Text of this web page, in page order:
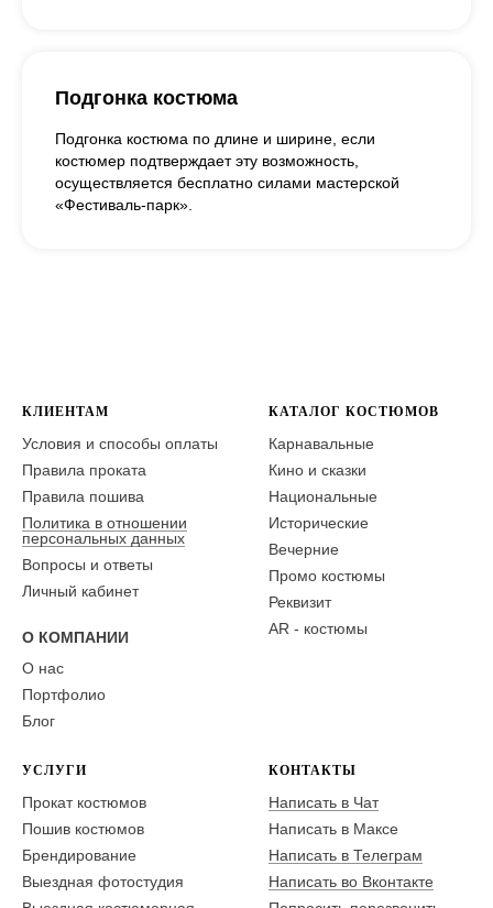
Подгонка костюма
Подгонка костюма по длине и ширине, если
костюмер подтверждает эту возможность,
осуществляется бесплатно силами мастерской
«Фестиваль-парк».
КЛИЕНТАМ
Условия и способы оплаты
Правила проката
Правила пошива
Политика в отношении
персональных данных
Вопросы и ответы
Личный кабинет
О КОМПАНИИ
О нас
Портфолио
Блог
КАТАЛОГ КОСТЮМОВ
Карнавальные
Кино и сказки
Национальные
Исторические
Вечерние
Промо костюмы
Реквизит
AR - костюмы
УСЛУГИ
Прокат костюмов
Пошив костюмов
Брендирование
Выездная фотостудия
КОНТАКТЫ
Написать в Чат
Написать в Максе
Написать в Телеграм
Написать во Вконтакте